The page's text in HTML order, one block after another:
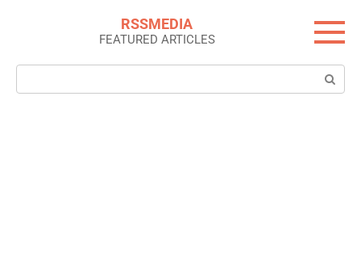
RSSMEDIA
FEATURED ARTICLES
Search: